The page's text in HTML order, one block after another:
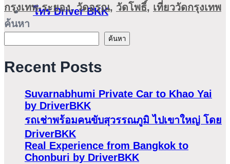
กรุงเทพ-ระยอง,วัดอรุณ, วัดโพธิ์, เที่ยววัดกรุงเทพ
ค้นหา
ค้นหา
Recent Posts
Suvarnabhumi Private Car to Khao Yai
by DriverBKK
รถเช่าพร้อมคนขับสุวรรณภูมิ ไปเขาใหญ่ โดย
DriverBKK
Real Experience from Bangkok to
Chonburi by DriverBKK